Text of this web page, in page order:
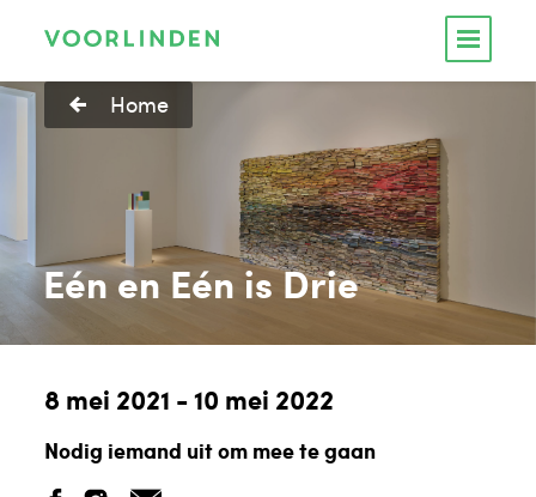
Home
Eén en Eén is Drie
8 mei 2021 - 10 mei 2022
Nodig iemand uit om mee te gaan